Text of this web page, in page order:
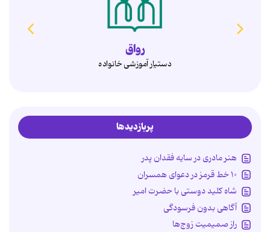
رواق
دستیار آموزشی خانواده
پربازدیدها
هنر مادری در سایه‌ فقدان پدر
۱۰ خط قرمز در دعوای همسران
شاه کلید دوستی با حضرت امیر
آگاهی بدون فرسودگی
راز صمیمیت زوج‌ها